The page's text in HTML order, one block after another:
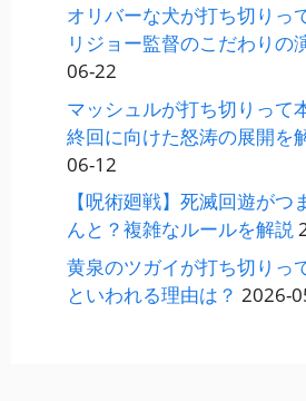
オリバーな犬が打ち切りっ
リジョー監督のこだわりの
06-22
マッシュルが打ち切りって
終回に向けた怒涛の展開を
06-12
【呪術廻戦】死滅回遊がつ
んと？複雑なルールを解説
黄泉のツガイが打ち切りっ
といわれる理由は？ 2026-